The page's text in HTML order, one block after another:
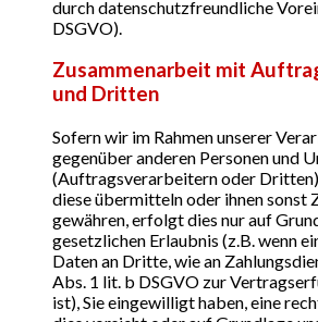
durch datenschutzfreundliche
DSGVO).
Zusammenarbeit mit
und Dritten
Sofern wir im Rahmen unserer
gegenüber anderen Personen und
(Auftragsverarbeitern oder
diese übermitteln oder ihnen sonst
gewähren, erfolgt dies nur auf
gesetzlichen Erlaubnis (z.B. wenn
Daten an Dritte, wie an
Abs. 1 lit. b DSGVO zur
ist), Sie eingewilligt haben, eine